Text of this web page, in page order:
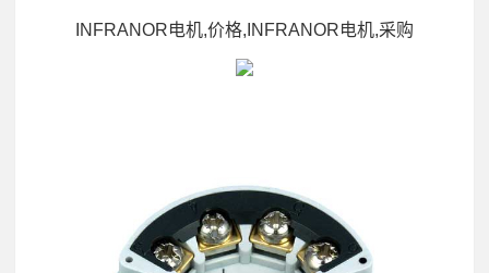
INFRANOR电机,价格,INFRANOR电机,采购